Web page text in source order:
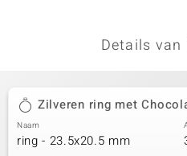
Details
Zilveren ring met
Naam
ring - 23.5x20.5 mm